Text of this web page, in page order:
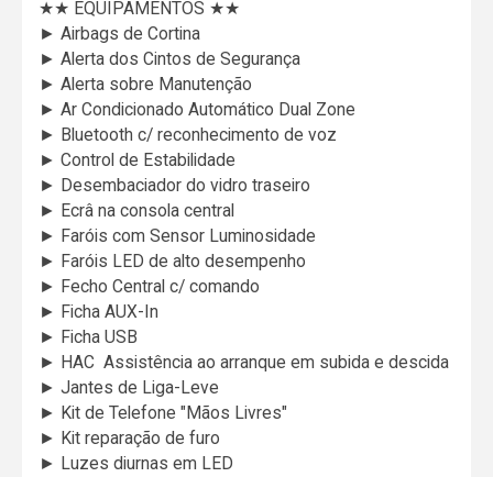
★★ EQUIPAMENTOS ★★
► Airbags de Cortina
► Alerta dos Cintos de Segurança
► Alerta sobre Manutenção
► Ar Condicionado Automático Dual Zone
► Bluetooth c/ reconhecimento de voz
► Control de Estabilidade
► Desembaciador do vidro traseiro
► Ecrâ na consola central
► Faróis com Sensor Luminosidade
► Faróis LED de alto desempenho
► Fecho Central c/ comando
► Ficha AUX-In
► Ficha USB
► HAC  Assistência ao arranque em subida e descida
► Jantes de Liga-Leve
► Kit de Telefone "Mãos Livres"
► Kit reparação de furo
► Luzes diurnas em LED